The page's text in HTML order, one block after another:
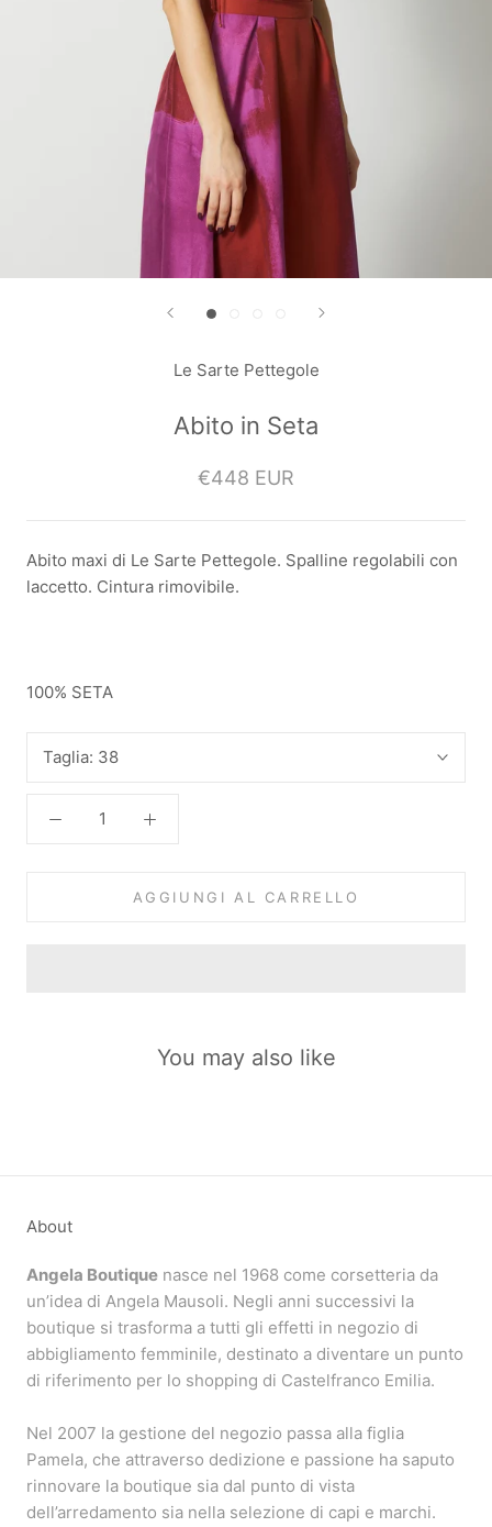
Le Sarte Pettegole
Abito in Seta
€448 EUR
Abito maxi di Le Sarte Pettegole. Spalline regolabili con
laccetto. Cintura rimovibile.
100% SETA
Taglia: 38
AGGIUNGI AL CARRELLO
You may also like
About
Angela Boutique nasce nel 1968 come corsetteria da
un’idea di Angela Mausoli. Negli anni successivi la
boutique si trasforma a tutti gli effetti in negozio di
abbigliamento femminile, destinato a diventare un punto
di riferimento per lo shopping di Castelfranco Emilia.
Nel 2007 la gestione del negozio passa alla figlia
Pamela, che attraverso dedizione e passione ha saputo
rinnovare la boutique sia dal punto di vista
dell’arredamento sia nella selezione di capi e marchi.